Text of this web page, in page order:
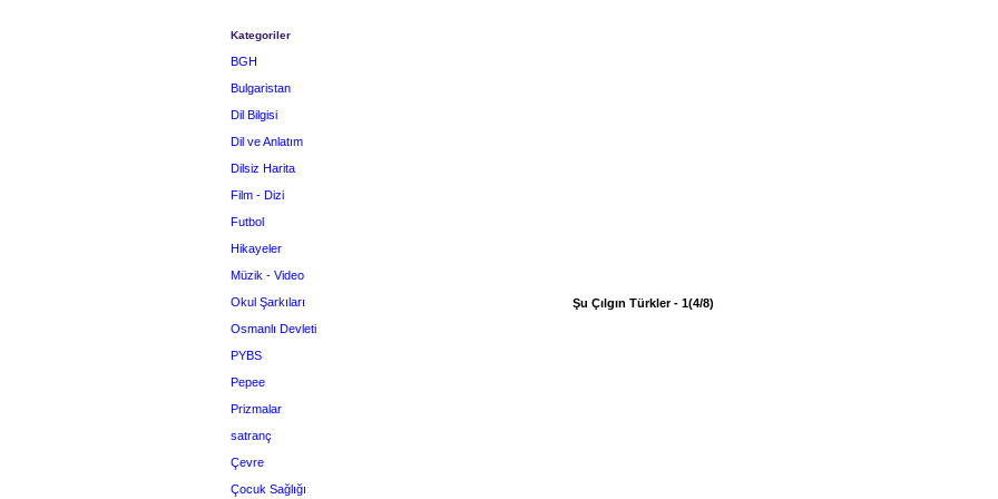
Şu Çılgın Türkler - 1(4/8)
Kategoriler
BGH
Bulgaristan
Dil Bilgisi
Dil ve Anlatım
Dilsiz Harita
Film - Dizi
Futbol
Hikayeler
Müzik - Video
Okul Şarkıları
Osmanlı Devleti
PYBS
Pepee
Prizmalar
satranç
Çevre
Çocuk Sağlığı